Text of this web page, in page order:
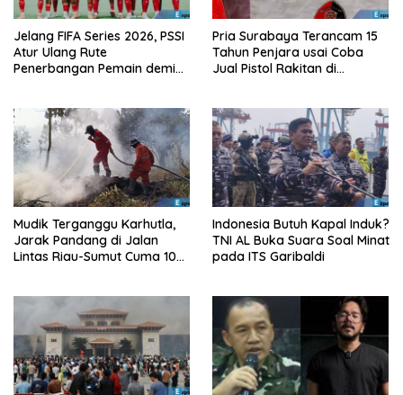
Jelang FIFA Series 2026, PSSI
Atur Ulang Rute
Penerbangan Pemain demi
Pria Surabaya Terancam 15
Tahun Penjara usai Coba
Jual Pistol Rakitan di
Mudik Terganggu Karhutla,
Jarak Pandang di Jalan
Lintas Riau-Sumut Cuma 10
Indonesia Butuh Kapal Induk?
TNI AL Buka Suara Soal Minat
pada ITS Garibaldi